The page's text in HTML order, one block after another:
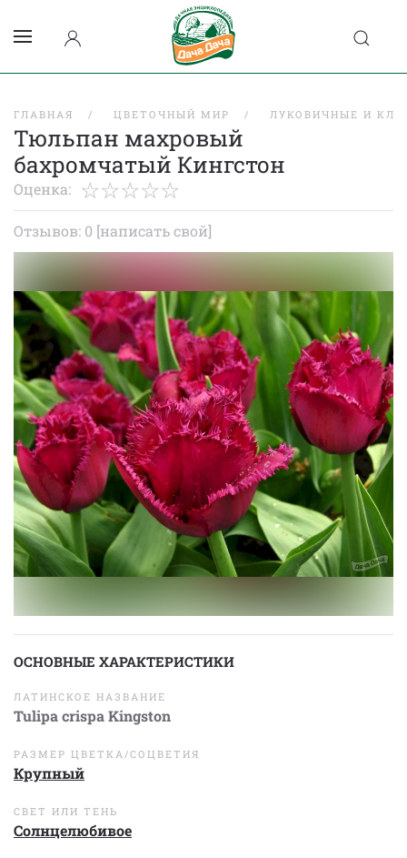
ГЛАВНАЯ ЦВЕТОЧНЫЙ МИР ЛУКОВИЧНЫЕ И
Тюльпан махровый
бахромчатый Кингстон
Оценка:
Отзывов: 0 [написать свой]
ОСНОВНЫЕ ХАРАКТЕРИСТИКИ
ЛАТИНСКОЕ НАЗВАНИЕ
Tulipa crispa Kingston
РАЗМЕР ЦВЕТКА/СОЦВЕТИЯ
Крупный
СВЕТ ИЛИ ТЕНЬ
Солнцелюбивое